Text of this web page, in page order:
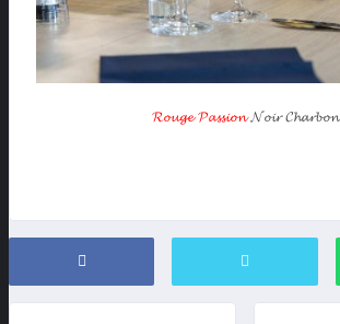
𝓡𝓸𝓾𝓰𝓮 𝓟𝓪𝓼𝓼𝓲𝓸𝓷𝓝𝓸𝓲𝓻 𝓒𝓱𝓪𝓻𝓫𝓸𝓷